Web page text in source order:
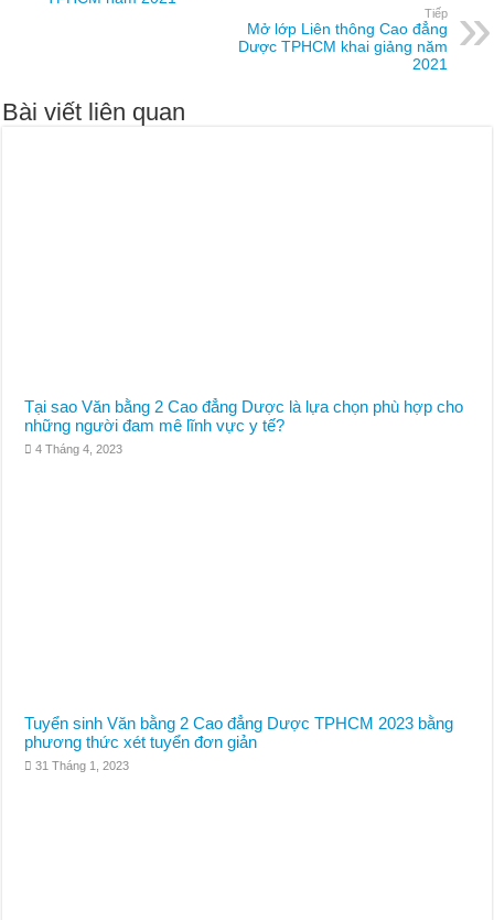
Tiếp
Mở lớp Liên thông Cao đẳng
Dược TPHCM khai giảng năm
2021
Bài viết liên quan
Tại sao Văn bằng 2 Cao đẳng Dược là lựa chọn phù hợp cho
những người đam mê lĩnh vực y tế?
4 Tháng 4, 2023
Tuyển sinh Văn bằng 2 Cao đẳng Dược TPHCM 2023 bằng
phương thức xét tuyển đơn giản
31 Tháng 1, 2023